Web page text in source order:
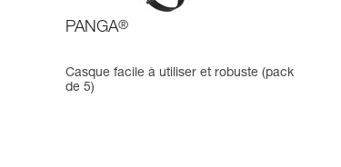
PANGA®
Casque facile à utiliser et robuste (pack
de 5)